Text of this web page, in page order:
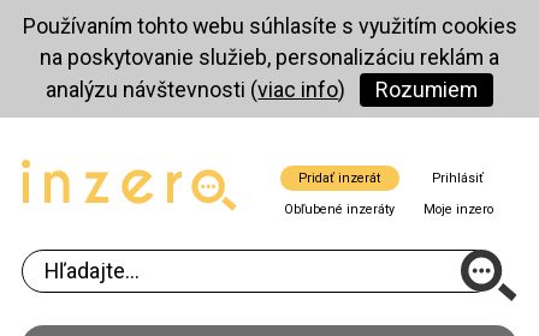
Používaním tohto webu súhlasíte s využitím cookies
na poskytovanie služieb, personalizáciu reklám a
analýzu návštevnosti (viac info) Rozumiem
Pridať inzerát
Prihlásiť
Obľubené inzeráty
Moje inzero